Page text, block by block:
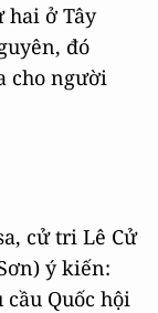
hai ở Tây
đó
cho người
cử tri Lê Cử
ý kiến:
Quốc hội